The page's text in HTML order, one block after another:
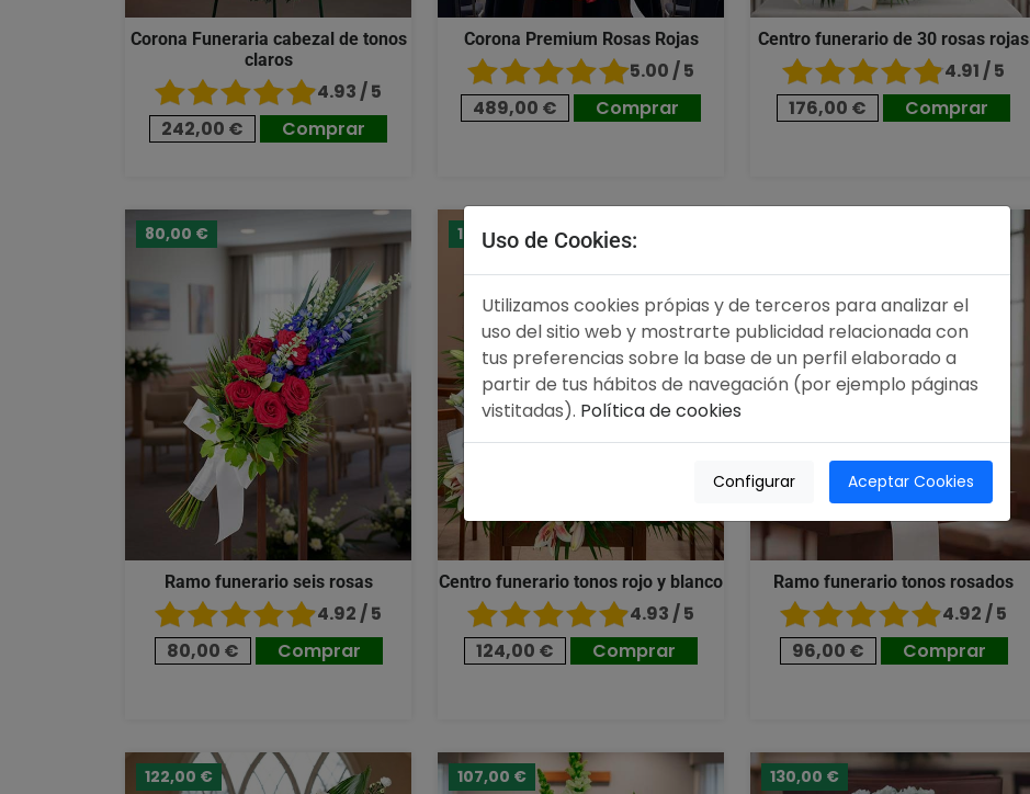
Corona Funeraria cabezal de tonos
claros
4.93 / 5
242,00 €
Comprar
Corona Premium Rosas Rojas
5.00 / 5
489,00 €
Comprar
Centro funerario de 30 rosas rojas
4.91 / 5
176,00 €
Comprar
80,00 €
Ramo funerario seis rosas
4.92 / 5
80,00 €
Comprar
124,00 €
Centro funerario tonos rojo y blanco
4.93 / 5
124,00 €
Comprar
Ramo funerario tonos rosados
4.92 / 5
96,00 €
Comprar
122,00 € 107,00 € 130,00 €
Uso de Cookies:
Utilizamos cookies própias y de terceros para analizar el
uso del sitio web y mostrarte publicidad relacionada con
tus preferencias sobre la base de un perfil elaborado a
partir de tus hábitos de navegación (por ejemplo páginas
vistitadas). Política de cookies
Configurar Aceptar Cookies